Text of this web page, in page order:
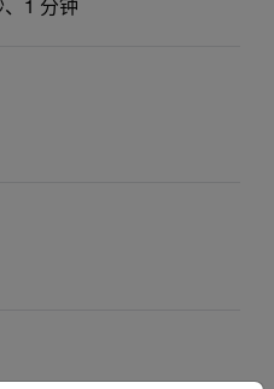
1 分钟